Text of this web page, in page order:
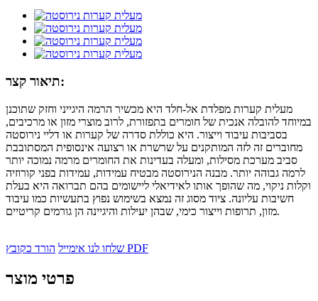
תיאור קצר:
מעלית קערות מפלדת אל-חלד היא מכשיר הרמה היגייני וחזק שתוכנן
במיוחד להובלה אנכית של חומרים בתפזורת, לרוב מוצרי מזון או מרכיבים,
בסביבות עיבוד וייצור. היא כוללת סדרה של קערות או דליי נירוסטה
מחוברים זה לזה המותקנים על שרשרת או רצועה אינסופית המסתובבת
סביב מערכת מסילות, ומעלה בעדינות את החומרים מרמה נמוכה יותר
לרמה גבוהה יותר. מבנה הנירוסטה מבטיח עמידות, עמידות בפני קורוזיה
וקלות ניקוי, מה שהופך אותו לאידיאלי ליישומים בהם תברואה היא בעלת
חשיבות עליונה. ציוד מסוג זה נמצא בשימוש נפוץ בתעשיות כמו עיבוד
מזון, תרופות וייצור כימי, שבהן יעילות והיגיינה הן גורמים קריטיים.
שלחו לנו אימייל הורד כקובץ PDF
פרטי מוצר